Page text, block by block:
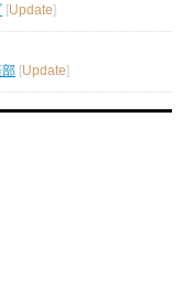
[Update]
部 Update